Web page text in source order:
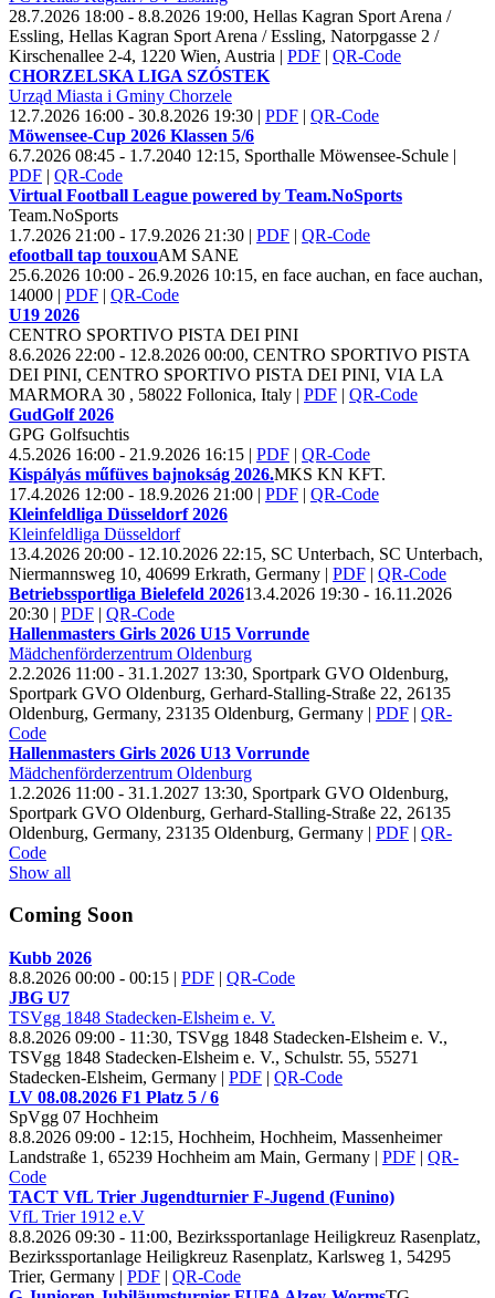
28.7.2026 18:00 - 8.8.2026 19:00, Hellas Kagran Sport Arena /
Essling, Hellas Kagran Sport Arena / Essling, Natorpgasse 2 /
Kirschenallee 2-4, 1220 Wien, Austria | PDF | QR-Code
CHORZELSKA LIGA SZÓSTEK
Urząd Miasta i Gminy Chorzele
12.7.2026 16:00 - 30.8.2026 19:30 | PDF | QR-Code
Möwensee-Cup 2026 Klassen 5/6
6.7.2026 08:45 - 1.7.2040 12:15, Sporthalle Möwensee-Schule |
PDF | QR-Code
Virtual Football League powered by Team.NoSports
Team.NoSports
1.7.2026 21:00 - 17.9.2026 21:30 | PDF | QR-Code
efootball tap touxouAM SANE
25.6.2026 10:00 - 26.9.2026 10:15, en face auchan, en face auchan,
14000 | PDF | QR-Code
U19 2026
CENTRO SPORTIVO PISTA DEI PINI
8.6.2026 22:00 - 12.8.2026 00:00, CENTRO SPORTIVO PISTA
DEI PINI, CENTRO SPORTIVO PISTA DEI PINI, VIA LA
MARMORA 30 , 58022 Follonica, Italy | PDF | QR-Code
GudGolf2026
GPG Golfsuchtis
4.5.2026 16:00 - 21.9.2026 16:15 | PDF | QR-Code
Kispályás műfüves bajnokság 2026.MKS KN KFT.
17.4.2026 12:00 - 18.9.2026 21:00 | PDF | QR-Code
Kleinfeldliga Düsseldorf2026
Kleinfeldliga Düsseldorf
13.4.2026 20:00 - 12.10.2026 22:15, SC Unterbach, SC Unterbach,
Niermannsweg 10, 40699 Erkrath, Germany | PDF | QR-Code
Betriebssportliga Bielefeld 202613.4.2026 19:30 - 16.11.2026
20:30 | PDF | QR-Code
Hallenmasters Girls 2026 U15 Vorrunde
Mädchenförderzentrum Oldenburg
2.2.2026 11:00 - 31.1.2027 13:30, Sportpark GVO Oldenburg,
Sportpark GVO Oldenburg, Gerhard-Stalling-Straße 22, 26135
Oldenburg, Germany, 23135 Oldenburg, Germany | PDF | QR-
Code
Hallenmasters Girls 2026 U13 Vorrunde
Mädchenförderzentrum Oldenburg
1.2.2026 11:00 - 31.1.2027 13:30, Sportpark GVO Oldenburg,
Sportpark GVO Oldenburg, Gerhard-Stalling-Straße 22, 26135
Oldenburg, Germany, 23135 Oldenburg, Germany | PDF | QR-
Code
Show all
Coming Soon
Kubb 2026
8.8.2026 00:00 - 00:15 | PDF | QR-Code
JBG U7
TSVgg 1848 Stadecken-Elsheim e. V.
8.8.2026 09:00 - 11:30, TSVgg 1848 Stadecken-Elsheim e. V.,
TSVgg 1848 Stadecken-Elsheim e. V., Schulstr. 55, 55271
Stadecken-Elsheim, Germany | PDF | QR-Code
LV 08.08.2026 F1 Platz 5 /6
SpVgg 07 Hochheim
8.8.2026 09:00 - 12:15, Hochheim, Hochheim, Massenheimer
Landstraße 1, 65239 Hochheim am Main, Germany | PDF | QR-
Code
TACT VfL Trier Jugendturnier F-Jugend (Funino)
VfL Trier 1912 e.V
8.8.2026 09:30 - 11:00, Bezirkssportanlage Heiligkreuz Rasenplatz,
Bezirkssportanlage Heiligkreuz Rasenplatz, Karlsweg 1, 54295
Trier, Germany | PDF | QR-Code